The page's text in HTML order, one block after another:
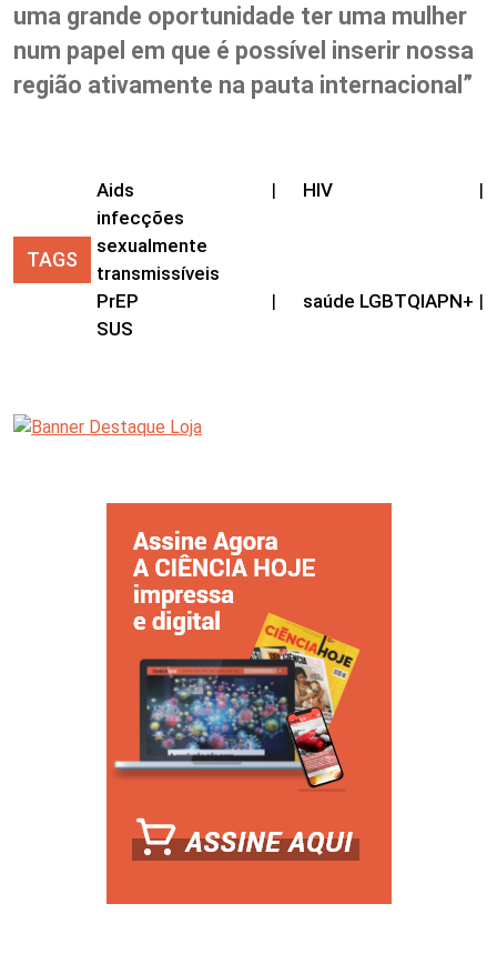
uma grande oportunidade ter uma mulher
num papel em que é possível inserir nossa
região ativamente na pauta internacional”
TAGS
Aids | HIV
|
infecções
sexualmente
transmissíveis
PrEP
| saúde LGBTQIAPN+ |
SUS